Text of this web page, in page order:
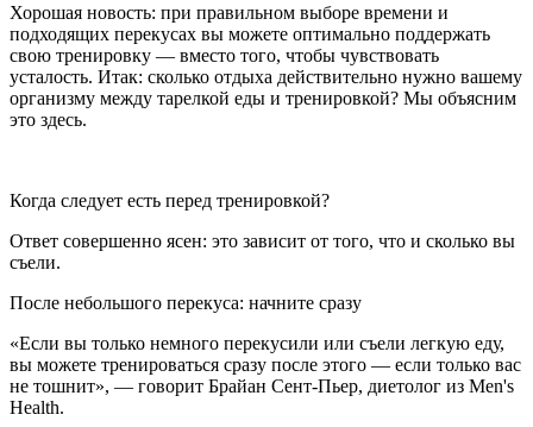
Хорошая новость: при правильном выборе времени и
подходящих перекусах вы можете оптимально поддержать
свою тренировку — вместо того, чтобы чувствовать
усталость. Итак: сколько отдыха действительно нужно вашему
организму между тарелкой еды и тренировкой? Мы объясним
это здесь.
Когда следует есть перед тренировкой?
Ответ совершенно ясен: это зависит от того, что и сколько вы
съели.
После небольшого перекуса: начните сразу
«Если вы только немного перекусили или съели легкую еду,
вы можете тренироваться сразу после этого — если только вас
не тошнит», — говорит Брайан Сент-Пьер, диетолог из Men's
Health.